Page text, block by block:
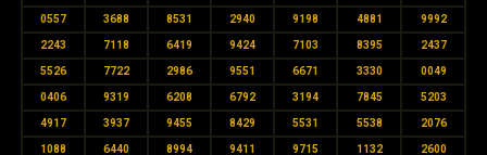
0557 3688 8531 2940 9198 4881 9992
2243 7118 6419 9424 7103 8395 2437
5526 7722 2986 9551 6671 3330 0049
0406 9319 6208 6792 3194 7845 5203
4917 3937 9455 8429 5531 5538 2076
1088 6440 8994 9411 9715 1132 2600